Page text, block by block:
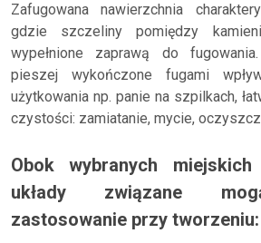
Zafugowana nawierzchnia
gdzie szczeliny pomiędzy
wypełnione zaprawą do
pieszej wykończone fugami
użytkowania np. panie na szpilkach,
czystości: zamiatanie, mycie,
Obok wybranych
układy związane
zastosowanie przy tworzeniu: